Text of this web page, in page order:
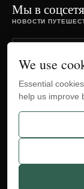
Мы в
НОВОСТИ
TripAdvisor
© 2012-2026
We use
Essential
help us improve